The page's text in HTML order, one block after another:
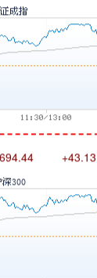
4694.44 +43.13